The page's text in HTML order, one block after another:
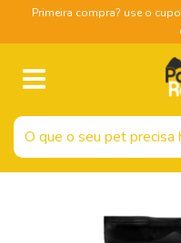
Primeira compra? use o